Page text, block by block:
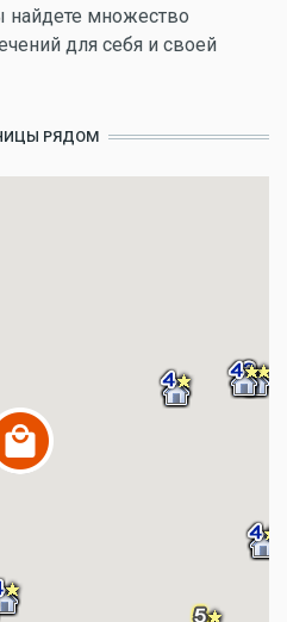
найдете множество
для себя и своей
РЯДОМ